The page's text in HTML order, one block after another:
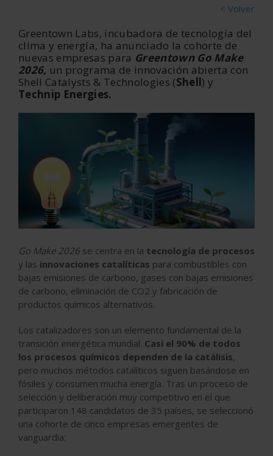
< Volver
Greentown Labs, incubadora de tecnología del
clima y energía, ha anunciado la cohorte de
nuevas empresas para Greentown Go Make
2026, un programa de innovación abierta con
Shell Catalysts & Technologies (Shell) y
Technip Energies.
Go Make 2026 se centra en la tecnología de procesos
y las innovaciones catalíticas para combustibles con
bajas emisiones de carbono, gases con bajas emisiones
de carbono, eliminación de CO2 y fabricación de
productos químicos alternativos.
Los catalizadores son un elemento fundamental de la
transición energética mundial. Casi el 90% de todos
los procesos químicos dependen de la catálisis,
pero muchos métodos catalíticos siguen basándose en
fósiles y consumen mucha energía. Tras un proceso de
selección y deliberación muy competitivo en el que
participaron 148 candidatos de 35 países, se seleccionó
una cohorte de cinco empresas emergentes de
vanguardia: